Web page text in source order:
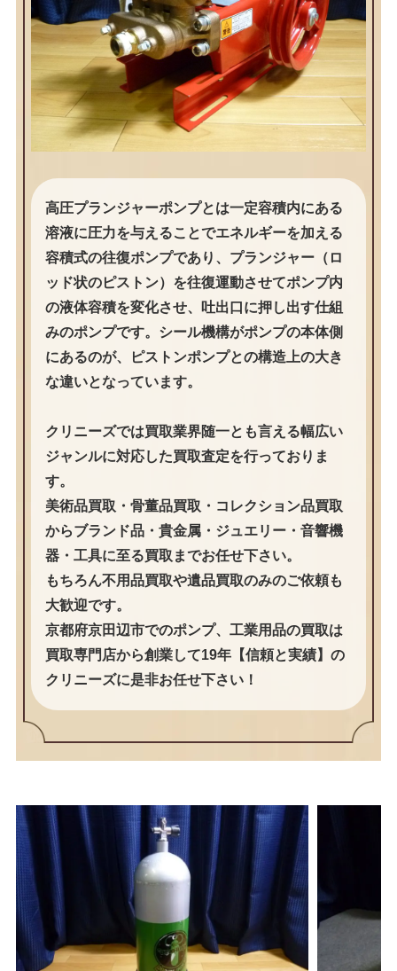
高圧プランジャーポンプとは一定容積内にある
溶液に圧力を与えることでエネルギーを加える
容積式の往復ポンプであり、プランジャー（ロ
ッド状のピストン）を往復運動させてポンプ内
の液体容積を変化させ、吐出口に押し出す仕組
みのポンプです。シール機構がポンプの本体側
にあるのが、ピストンポンプとの構造上の大き
な違いとなっています。
クリニーズでは買取業界随一とも言える幅広い
ジャンルに対応した買取査定を行っておりま
す。
美術品買取・骨董品買取・コレクション品買取
からブランド品・貴金属・ジュエリー・音響機
器・工具に至る買取までお任せ下さい。
もちろん不用品買取や遺品買取のみのご依頼も
大歓迎です。
京都府京田辺市でのポンプ、工業用品の買取は
買取専門店から創業して19年【信頼と実績】の
クリニーズに是非お任せ下さい！